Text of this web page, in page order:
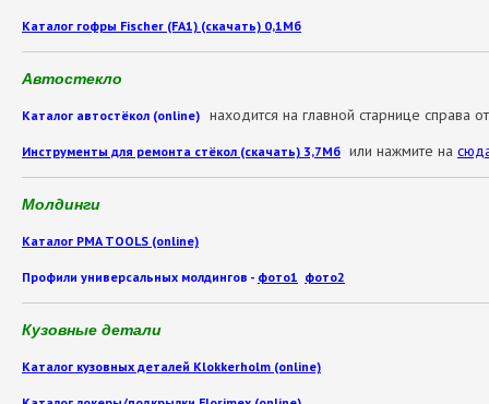
Каталог гофры Fischer (FA1) (скачать) 0,1Мб
Автостекло
Каталог автостёкол (online) находится на главной старнице справа
Инструменты для ремонта стёкол (скачать) 3,7Мб или нажмите на
Молдинги
Каталог PMA TOOLS (online)
Профили универсальных молдингов - фото1 фото2
Кузовные детали
Каталог кузовных деталей Klokkerholm (online)